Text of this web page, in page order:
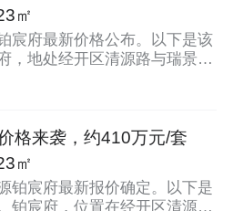
㎡
宸府最新价格公布。以下是该
，地处经开区清源路与瑞景道
格来袭，约410万元/套
㎡
铂宸府最新报价确定。以下是
铂宸府，位置在经开区清源路